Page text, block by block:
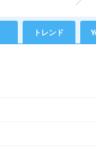
トレンド